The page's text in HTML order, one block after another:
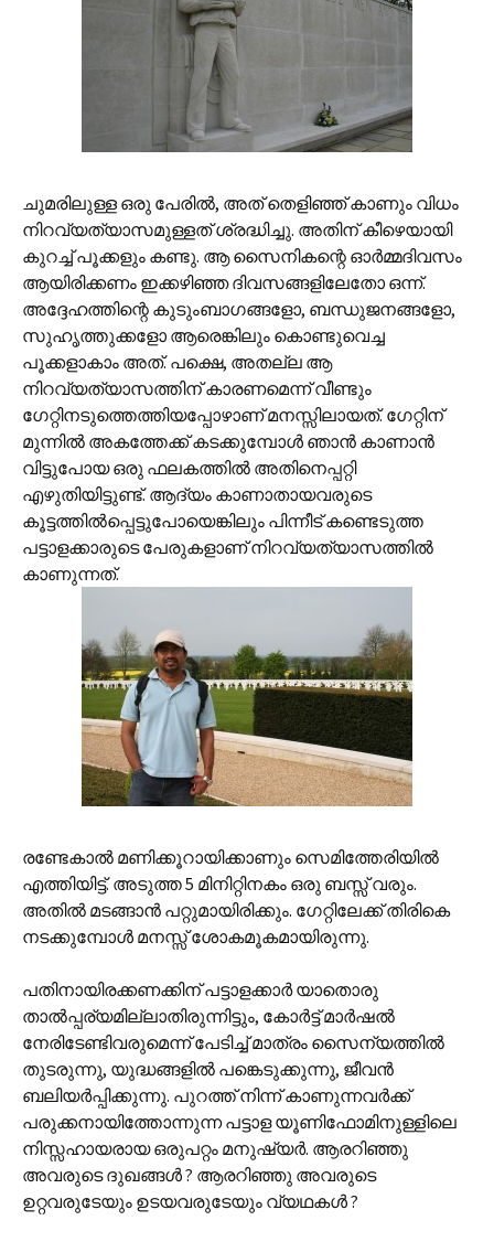
ചുമരിലുള്ള ഒരു പേരില്‍, അത് തെളിഞ്ഞ് കാണും വിധം
നിറവ്യത്യാസമുള്ളത് ശ്രദ്ധിച്ചു. അതിന് കീഴെയായി
കുറച്ച് പൂക്കളും കണ്ടു. ആ സൈനികന്റെ ഓര്‍മ്മദിവസം
ആയിരിക്കണം ഇക്കഴിഞ്ഞ ദിവസങ്ങളിലേതോ ഒന്ന്.
അദ്ദേഹത്തിന്റെ കുടുംബാഗങ്ങളോ, ബന്ധുജനങ്ങളോ,
സുഹൃത്തുക്കളോ ആരെങ്കിലും കൊണ്ടുവെച്ച
പൂക്കളാകാം അത്. പക്ഷെ, അതല്ല ആ
നിറവ്യത്യാസത്തിന് കാരണമെന്ന് വീണ്ടും
ഗേറ്റിനടുത്തെത്തിയപ്പോഴാണ് മനസ്സിലായത്. ഗേറ്റിന്
മുന്നില്‍ അകത്തേക്ക് കടക്കുമ്പോള്‍ ഞാന്‍ കാണാന്‍
വിട്ടുപോയ ഒരു ഫലകത്തില്‍ അതിനെപ്പറ്റി
എഴുതിയിട്ടുണ്ട്. ആദ്യം കാണാതായവരുടെ
കൂട്ടത്തില്‍പ്പെട്ടുപോയെങ്കിലും പിന്നീട് കണ്ടെടുത്ത
പട്ടാളക്കാരുടെ പേരുകളാണ് നിറവ്യത്യാസത്തില്‍
കാണുന്നത്.
രണ്ടേകാല്‍ മണിക്കൂറായിക്കാണും സെമിത്തേരിയില്‍
എത്തിയിട്ട്. അടുത്ത 5 മിനിറ്റിനകം ഒരു ബസ്സ് വരും.
അതില്‍ മടങ്ങാന്‍ പറ്റുമായിരിക്കും. ഗേറ്റിലേക്ക് തിരികെ
നടക്കുമ്പോള്‍ മനസ്സ് ശോകമൂകമായിരുന്നു.
പതിനായിരക്കണക്കിന് പട്ടാളക്കാര്‍‍ യാതൊരു
താല്‍പ്പര്യമില്ലാതിരുന്നിട്ടും, കോര്‍ട്ട് മാര്‍ഷല്‍
നേരിടേണ്ടിവരുമെന്ന് പേടിച്ച് മാത്രം സൈന്യത്തില്‍
തുടരുന്നു, യുദ്ധങ്ങളില്‍ പങ്കെടുക്കുന്നു, ജീവന്‍
ബലിയര്‍പ്പിക്കുന്നു. പുറത്ത് നിന്ന് കാണുന്നവര്‍ക്ക്
പരുക്കനായിത്തോന്നുന്ന പട്ടാള യൂണിഫോമിനുള്ളിലെ
നിസ്സഹായരായ ഒരുപറ്റം മനുഷ്യര്‍. ആരറിഞ്ഞു
അവരുടെ ദുഖങ്ങള്‍ ? ആരറിഞ്ഞു അവരുടെ
ഉറ്റവരുടേയും ഉടയവരുടേയും വ്യഥകള്‍ ?